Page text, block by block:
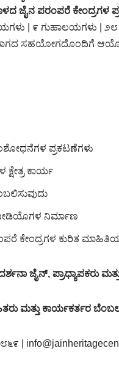
ಜೈನ ಪರಂಪರೆ ಕೇಂದ್ರಗಳ
| ೯ ಗುಹಾಲಯಗಳು | ೨೮
ಸಹಯೋಗದೊಂದಿಗೆ
ಪ್ರಕಟಣೆಗಳು
ಕಾರ್ಯ
ವೀಡಿಯೊಗಳ ನಿರ್ಮಾಣ
ಕೇಂದ್ರಗಳ ಕುರಿತ
ಜೈನ್, ಪ್ರಾಧ್ಯಾಪಕರು
ಮತ್ತು ಕಾರ್ಯಕರ್ತರ
|